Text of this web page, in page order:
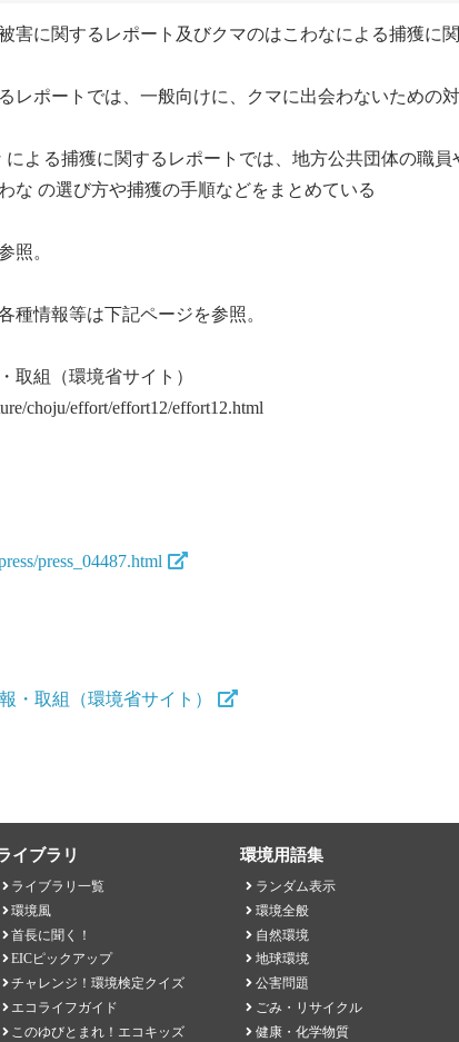
害に関するレポート及びクマのはこわなによる捕獲に
レポートでは、一般向けに、クマに出会わないための
による捕獲に関するレポートでは、地方公共団体の職
な の選び方や捕獲の手順などをまとめている
照。
種情報等は下記ページを参照。
取組（環境省サイト）
choju/effort/effort12/effort12.html
press_04487.html
・取組（環境省サイト）
イブラリ
ライブラリ一覧
環境風
首長に聞く！
EICピックアップ
チャレンジ！環境検定クイズ
エコライフガイド
このゆびとまれ！エコキッズ
環境用語集
ランダム表示
環境全般
自然環境
地球環境
公害問題
ごみ・リサイクル
健康・化学物質